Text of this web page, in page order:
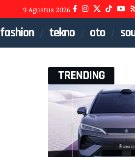
9 Agustus 2026
fashion tekno oto
TRENDING